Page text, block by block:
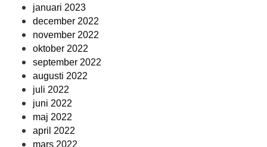
januari 2023
december 2022
november 2022
oktober 2022
september 2022
augusti 2022
juli 2022
juni 2022
maj 2022
april 2022
mars 2022